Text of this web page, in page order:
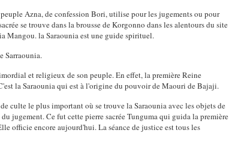
Azna, de confession Bori, utilise pour les jugements ou pour
se trouve dans la brousse de Korgonno dans les alentours du site
Mangou. la Saraounia est une guide spirituel.
Sarraounia.
et religieux de son peuple. En effet, la première Reine
la Saraounia qui est à l'origine du pouvoir de Maouri de Bajaji.
culte le plus important où se trouve la Saraounia avec les objets de
jugement. Ce fut cette pierre sacrée Tunguma qui guida la première
officie encore aujourd'hui. La séance de justice est tous les